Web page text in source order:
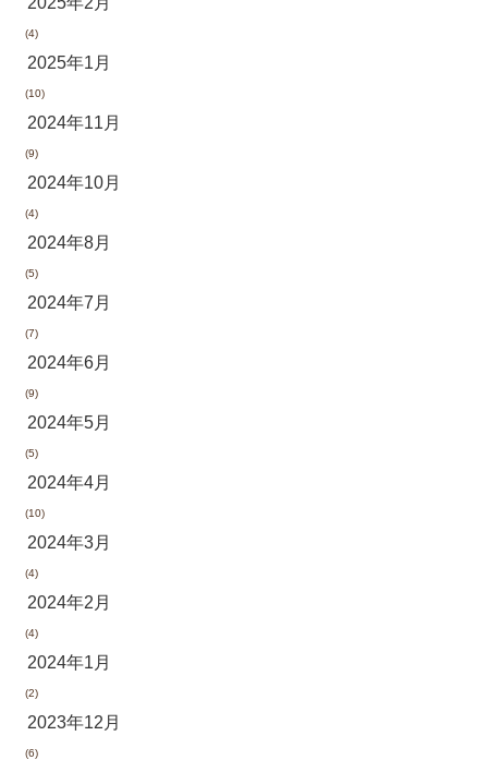
(4)
2025年1月
(10)
2024年11月
(9)
2024年10月
(4)
2024年8月
(5)
2024年7月
(7)
2024年6月
(9)
2024年5月
(5)
2024年4月
(10)
2024年3月
(4)
2024年2月
(4)
2024年1月
(2)
2023年12月
(6)